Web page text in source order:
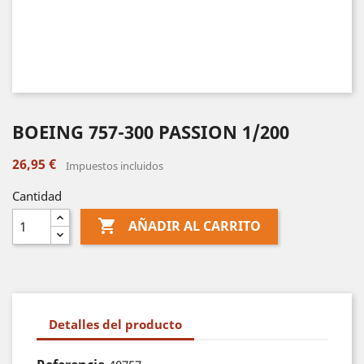
BOEING 757-300 PASSION 1/200
26,95 € Impuestos incluidos
Cantidad
 AÑADIR AL CARRITO
Detalles del producto